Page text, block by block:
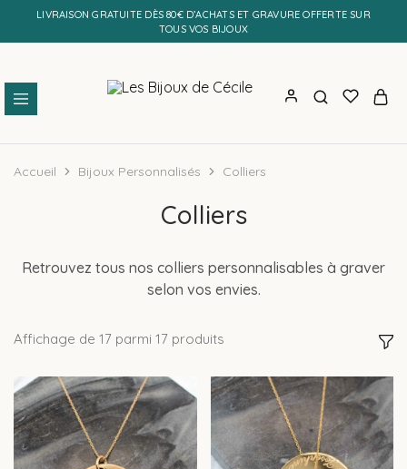
LIVRAISON GRATUITE DÈS 80€ D’ACHATS ET GRAVURE OFFERTE SUR
TOUS VOS BIJOUX
Les
de
Cécile
Bijoux
et
faits
Accueil Bijoux Personnalisés Colliers
Colliers
Retrouvez tous nos colliers personnalisables à graver
selon vos envies.
Affichage de 17 parmi 17 produits